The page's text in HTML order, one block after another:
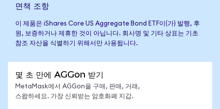
면책 조항
이 제품은 iShares Core US Aggregate Bond ETF이(가) 발행, 후
원, 보증하거나 제휴한 것이 아닙니다. 회사명 및 기타 상표는 기초
참조 자산을 식별하기 위해서만 사용됩니다.
몇 초 만에 AGGon 받기
MetaMask에서 AGGon을 구매, 판매, 거래,
스왑하세요. 가장 신뢰받는 암호화폐 지갑.